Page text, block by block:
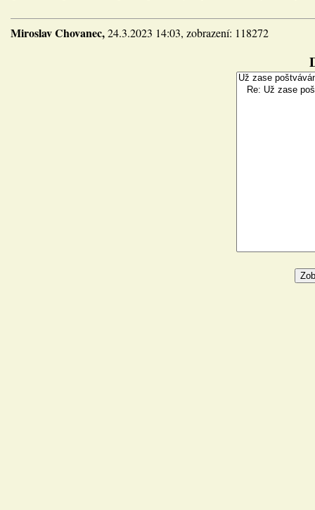
Miroslav Chovanec,24.3.2023 14:03, zobrazení: 118272